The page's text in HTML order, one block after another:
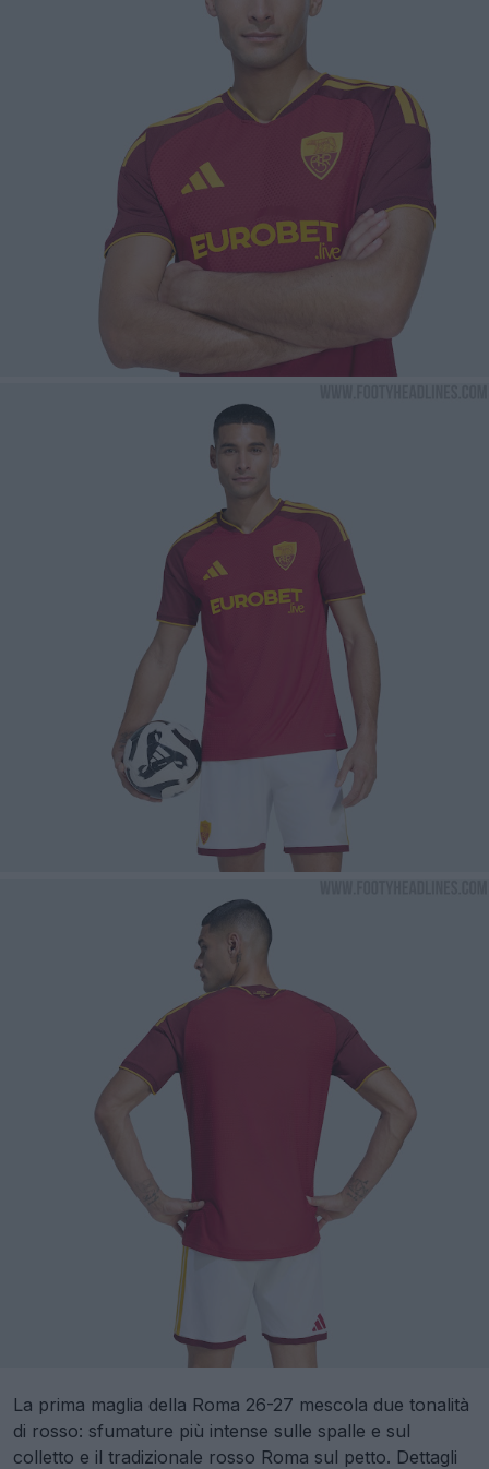
La prima maglia della Roma 26-27 mescola due tonalità
di rosso: sfumature più intense sulle spalle e sul
colletto e il tradizionale rosso Roma sul petto. Dettagli